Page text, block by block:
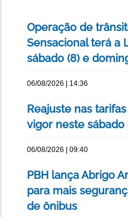
Operação de
Sensacional terá a
sábado (8) e
06/08/2026 | 14:36
Reajuste nas
vigor neste sábado
06/08/2026 | 09:40
PBH lança Abrigo
para mais
de ônibus